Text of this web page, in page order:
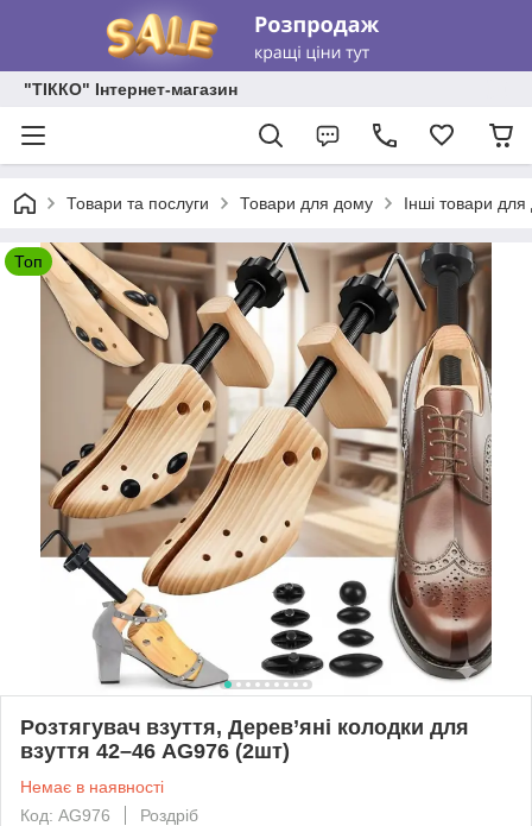
"ТІККО" Інтернет-магазин
Товари та послуги Товари для дому Інші товари
Топ
Розтягувач взуття, Дерев’яні колодки для
взуття 42–46 AG976 (2шт)
Немає в наявності
Код: AG976
Роздріб